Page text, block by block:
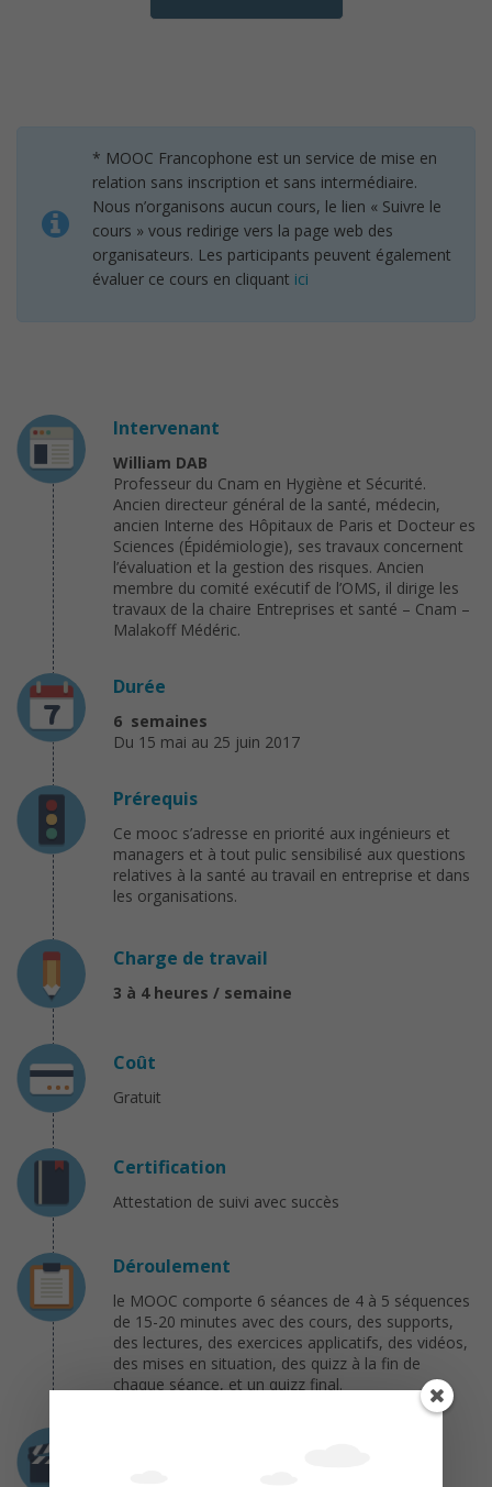
* MOOC Francophone est un service de mise en
relation sans inscription et sans intermédiaire.
Nous n’organisons aucun cours, le lien « Suivre le
cours » vous redirige vers la page web des
organisateurs. Les participants peuvent également
évaluer ce cours en cliquant ici
Intervenant
William DAB
Professeur du Cnam en Hygiène et Sécurité.
Ancien directeur général de la santé, médecin,
ancien Interne des Hôpitaux de Paris et Docteur es
Sciences (Épidémiologie), ses travaux concernent
l’évaluation et la gestion des risques. Ancien
membre du comité exécutif de l’OMS, il dirige les
travaux de la chaire Entreprises et santé – Cnam –
Malakoff Médéric.
Durée
6 semaines
Du 15 mai au 25 juin 2017
Prérequis
Ce mooc s’adresse en priorité aux ingénieurs et
managers et à tout pulic sensibilisé aux questions
relatives à la santé au travail en entreprise et dans
les organisations.
Charge de travail
3 à 4 heures / semaine
Coût
Gratuit
Certification
Attestation de suivi avec succès
Déroulement
le MOOC comporte 6 séances de 4 à 5 séquences
de 15-20 minutes avec des cours, des supports,
des lectures, des exercices applicatifs, des vidéos,
des mises en situation, des quizz à la fin de
chaque séance, et un quizz final.